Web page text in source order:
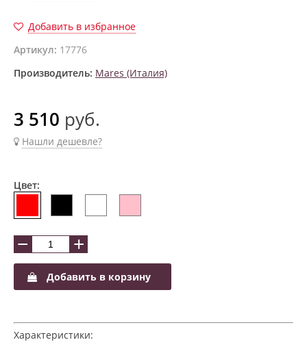
Добавить в избранное
Артикул: 17776
Производитель: Mares (Италия)
3 510 руб.
Нашли дешевле?
Цвет:
− +
Добавить в корзину
Характеристики: